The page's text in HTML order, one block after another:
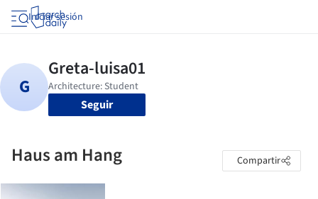
Iniciar sesión
Seguir
Haus am Hang Compartir